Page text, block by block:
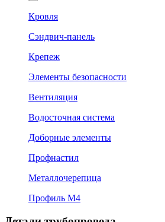
Кровля
Сэндвич-панель
Крепеж
Элементы безопасности
Вентиляция
Водосточная система
Доборные элементы
Профнастил
Металлочерепица
Профиль М4